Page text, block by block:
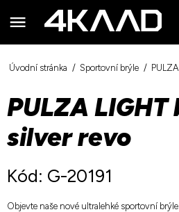
Úvodní stránka Sportovní brýle
PULZA LIGHT
silver revo
Kód: G-20191
Objevte naše nové ultralehké sportovní